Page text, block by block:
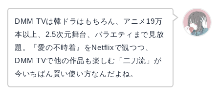
DMM TVは韓ドラはもちろん、アニメ19万
本以上、2.5次元舞台、バラエティまで見放
題。『愛の不時着』をNetflixで観つつ、
DMM TVで他の作品も楽しむ「二刀流」が
今いちばん賢い使い方なんだよね。